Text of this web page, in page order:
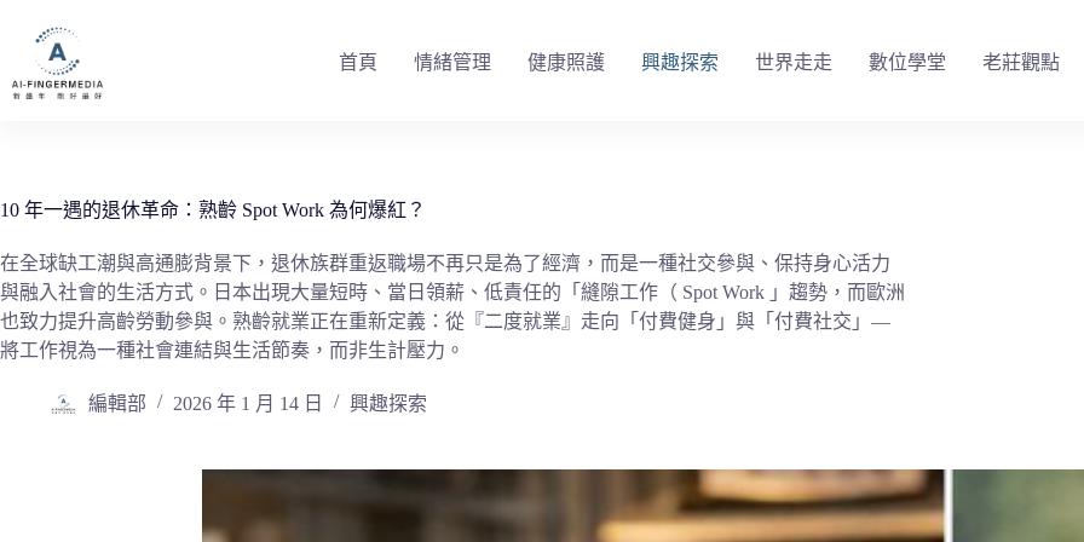
要
首頁 情緒管理 健康照護 興趣探索 世界走走 數位學堂 老莊觀點
10 年一遇的退休革命：熟齡 Spot Work 為何爆紅？
在全球缺工潮與高通膨背景下，退休族群重返職場不再只是為了經濟，而是一種社交參與、保持身心活力
與融入社會的生活方式。日本出現大量短時、當日領薪、低責任的「縫隙工作（ Spot Work 」趨勢，而歐洲
也致力提升高齡勞動參與。熟齡就業正在重新定義：從『二度就業』走向「付費健身」與「付費社交」—
將工作視為一種社會連結與生活節奏，而非生計壓力。
編輯部 2026 年 1 月 14 日 興趣探索